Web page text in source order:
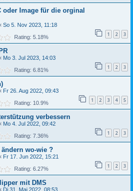
oder Image für die orginal
So 5. Nov 2023, 11:18
1 2 3
Rating: 5.18%
Mo 3. Jul 2023, 14:03
1 2 3
Rating: 6.81%
Fr 26. Aug 2022, 09:43
1 2 3 4 5
Rating: 10.9%
verbessern
Mo 4. Jul 2022, 09:42
1 2 3
Rating: 7.36%
wo-wie ?
Fr 17. Jun 2022, 15:21
1 2 3
Rating: 6.27%
mit DMS
Di 31. Mai 2022, 08:53